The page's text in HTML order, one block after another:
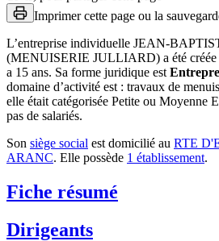
Imprimer cette page ou la
L’entreprise individuelle JEAN-
(MENUISERIE JULLIARD) a été
a 15 ans. Sa forme juridique est
domaine d’activité est : travaux de
elle était catégorisée Petite ou Moyenne
pas de salariés.
Son siège social est domicilié au RTE
ARANC. Elle possède 1 établissement.
Fiche résumé
Dirigeants